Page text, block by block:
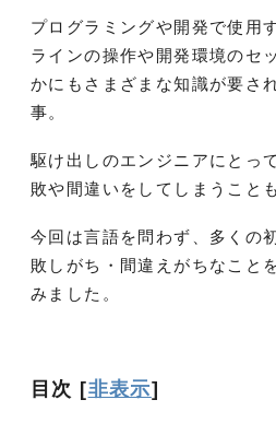
プログラミングや開発で使用
ラインの操作や開発環境の
かにもさまざまな知識が要さ
事。
駆け出しのエンジニアにとっ
敗や間違いをしてしまうこと
今回は言語を問わず、多くの
敗しがち・間違えがちなこと
みました。
目次 [非表示]